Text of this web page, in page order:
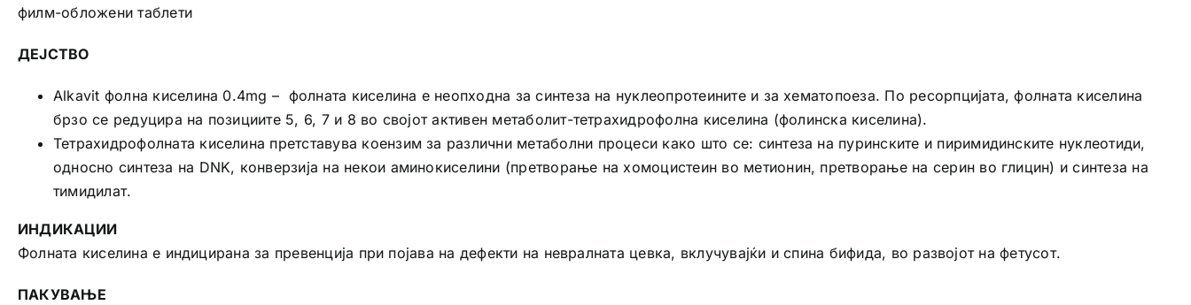
филм-обложени таблети
ДЕЈСТВО
Alkavit фолна киселина 0.4mg – фолната киселина е неопходна за синтеза на нуклеопротеините и за хематопоеза. По ресорпцијата, фолната киселина
брзо се редуцира на позициите 5, 6, 7 и 8 во својот активен метаболит-тетрахидрофолна киселина (фолинска киселина).
Тетрахидрофолната киселина претставува коензим за различни метаболни процеси како што се: синтеза на пуринските и пиримидинските нуклеотиди,
односно синтеза на DNK, конверзија на некои аминокиселини (претворање на хомоцистеин во метионин, претворање на серин во глицин) и синтеза на
тимидилат.
ИНДИКАЦИИ
Фолната киселина е индицирана за превенција при појава на дефекти на невралната цевка, вклучувајќи и спина бифида, во развојот на фетусот.
ПАКУВАЊЕ